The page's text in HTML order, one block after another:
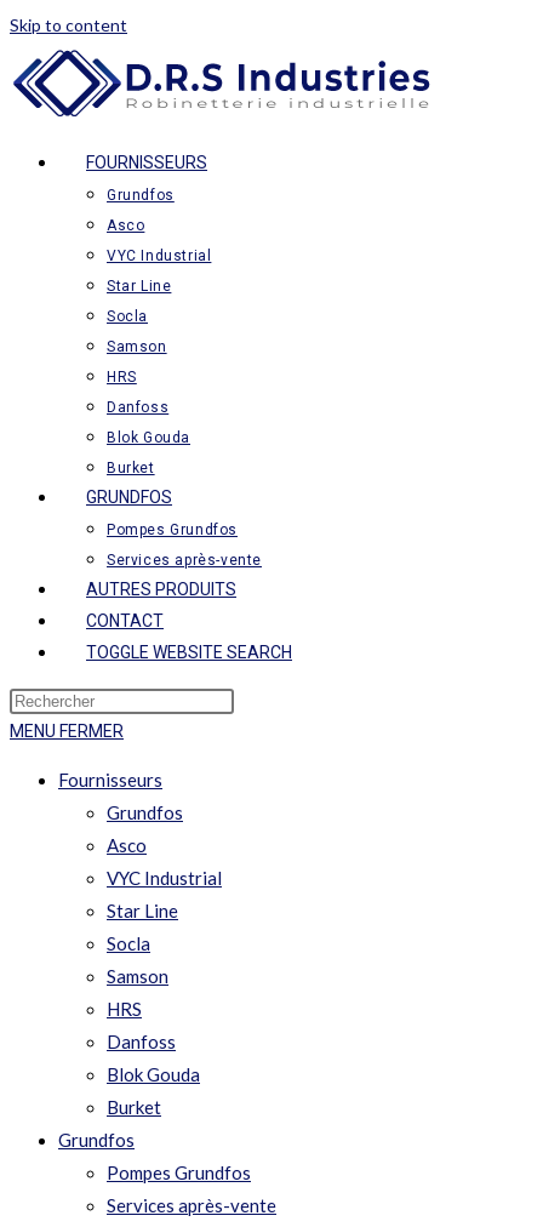
Skip to content
FOURNISSEURS
Grundfos
Asco
VYC Industrial
Star Line
Socla
Samson
HRS
Danfoss
Blok Gouda
Burket
GRUNDFOS
Pompes Grundfos
Services après-vente
AUTRES PRODUITS
CONTACT
TOGGLE WEBSITE SEARCH
MENU FERMER
Fournisseurs
Grundfos
Asco
VYC Industrial
Star Line
Socla
Samson
HRS
Danfoss
Blok Gouda
Burket
Grundfos
Pompes Grundfos
Services après-vente